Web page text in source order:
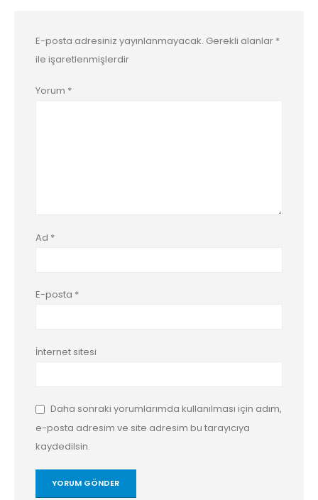
E-posta adresiniz yayınlanmayacak. Gerekli alanlar *
ile işaretlenmişlerdir
Yorum *
Ad *
E-posta *
İnternet sitesi
Daha sonraki yorumlarımda kullanılması için adım,
e-posta adresim ve site adresim bu tarayıcıya
kaydedilsin.